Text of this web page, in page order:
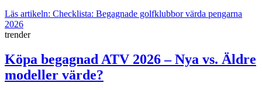
Läs artikeln: Checklista: Begagnade golfklubbor värda pengarna
2026
trender
Köpa begagnad ATV 2026 – Nya vs. Äldre
modeller värde?